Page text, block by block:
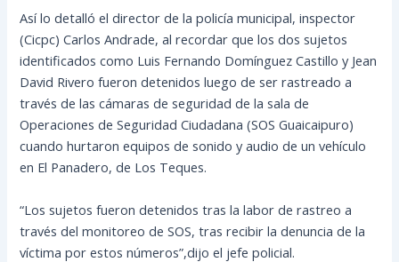
Así lo detalló el director de la policía municipal, inspector
(Cicpc) Carlos Andrade, al recordar que los dos sujetos
identificados como Luis Fernando Domínguez Castillo y Jean
David Rivero fueron detenidos luego de ser rastreado a
través de las cámaras de seguridad de la sala de
Operaciones de Seguridad Ciudadana (SOS Guaicaipuro)
cuando hurtaron equipos de sonido y audio de un vehículo
en El Panadero, de Los Teques.
“Los sujetos fueron detenidos tras la labor de rastreo a
través del monitoreo de SOS, tras recibir la denuncia de la
víctima por estos números”,dijo el jefe policial.